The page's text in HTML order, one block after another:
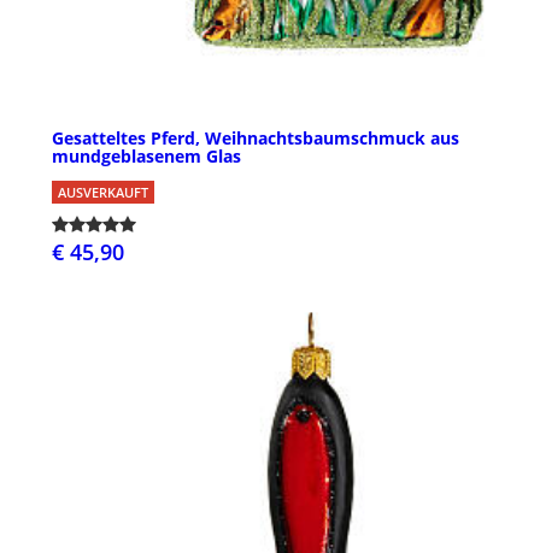
Gesatteltes Pferd, Weihnachtsbaumschmuck aus
mundgeblasenem Glas
AUSVERKAUFT
€ 45,90